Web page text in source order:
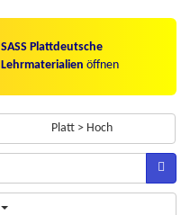
SASS Plattdeutsche
Lehrmaterialien öffnen
Platt > Hoch